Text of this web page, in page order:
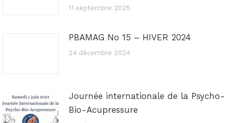
11 septembre 2025
PBAMAG No 15 – HIVER 2024
24 décembre 2024
Journée internationale de la Psycho-
Bio-Acupressure